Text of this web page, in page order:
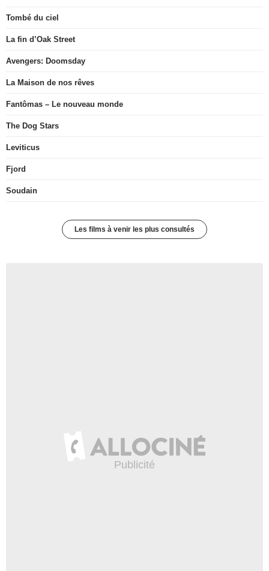
Tombé du ciel
La fin d’Oak Street
Avengers: Doomsday
La Maison de nos rêves
Fantômas – Le nouveau monde
The Dog Stars
Leviticus
Fjord
Soudain
Les films à venir les plus consultés